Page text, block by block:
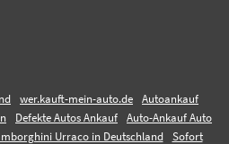
wer.kauft-mein-auto.de
Autoankauf
Defekte Autos Ankauf
Auto-Ankauf Auto
Urraco in Deutschland
Sofort